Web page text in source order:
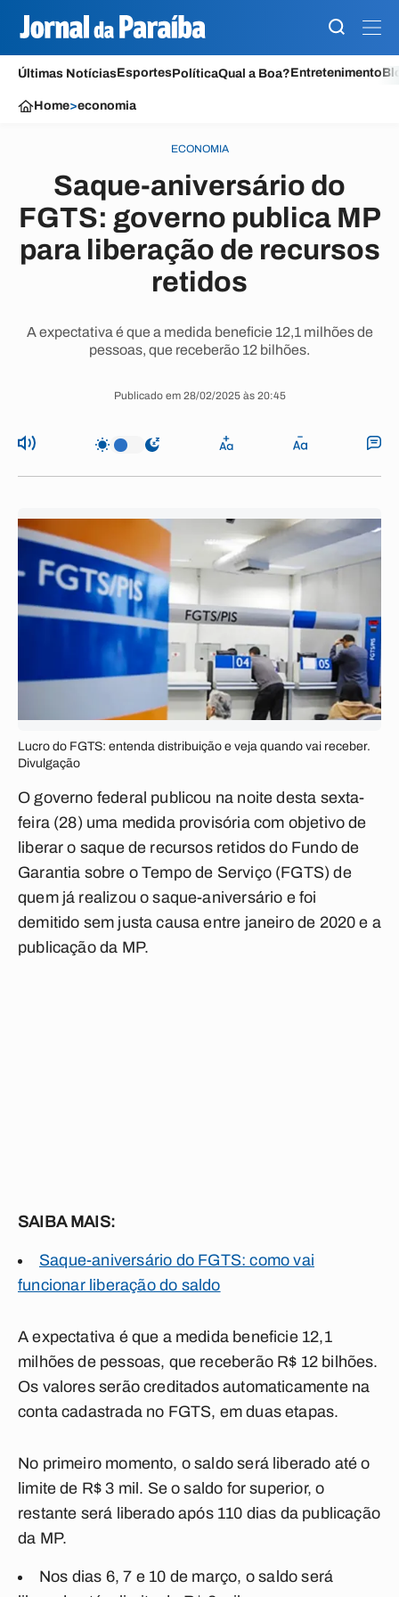
Últimas NotíciasEsportesPolíticaQual a Boa?Entretenimento
Home>economia
ECONOMIA
Saque-aniversário do
FGTS: governo publica MP
para liberação de recursos
retidos
A expectativa é que a medida beneficie 12,1 milhões de
pessoas, que receberão 12 bilhões.
Publicado em 28/02/2025 às 20:45
Lucro do FGTS: entenda distribuição e veja quando vai receber.
Divulgação
O governo federal publicou na noite desta sexta-
feira (28) uma medida provisória com objetivo de
liberar o saque de recursos retidos do Fundo de
Garantia sobre o Tempo de Serviço (FGTS) de
quem já realizou o saque-aniversário e foi
demitido sem justa causa entre janeiro de 2020 e a
publicação da MP.
SAIBA MAIS:
Saque-aniversário do FGTS: como vai
funcionar liberação do saldo
A expectativa é que a medida beneficie 12,1
milhões de pessoas, que receberão R$ 12 bilhões.
Os valores serão creditados automaticamente na
conta cadastrada no FGTS, em duas etapas.
No primeiro momento, o saldo será liberado até o
limite de R$ 3 mil. Se o saldo for superior, o
restante será liberado após 110 dias da publicação
da MP.
Nos dias 6, 7 e 10 de março, o saldo será